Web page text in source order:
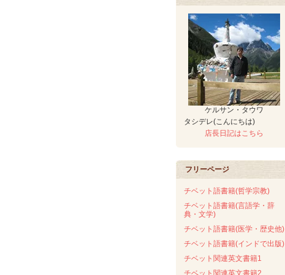
ケルサン・タウワ
タシデレ(こんにちは)
店長日記はこちら
フリーページ
チベット語書籍(哲学宗教)
チベット語書籍(言語学・辞
典・文学)
チベット語書籍(医学・歴史他)
チベット語書籍(インドで出版)
チベット関連英文書籍1
チベット関連英文書籍2